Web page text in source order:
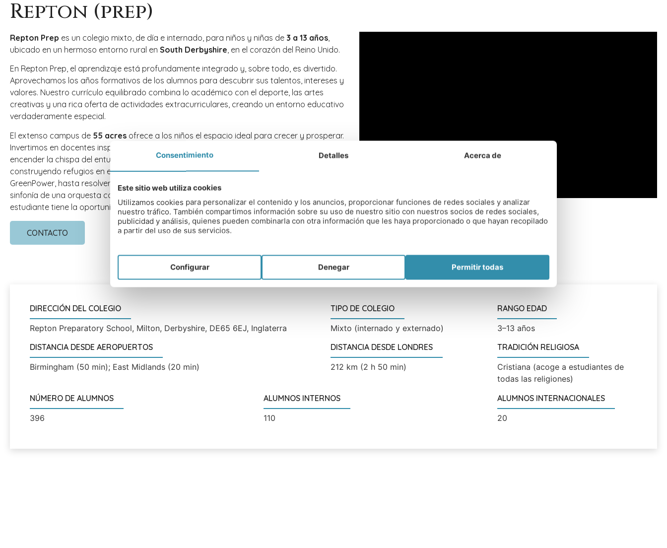
Repton (prep)
Repton Prep es un colegio mixto, de día e internado, para niños y niñas de 3 a 13 años,
ubicado en un hermoso entorno rural en South Derbyshire, en el corazón del Reino Unido.
En Repton Prep, el aprendizaje está profundamente integrado y, sobre todo, es divertido.
Aprovechamos los años formativos de los alumnos para descubrir sus talentos, intereses y
valores. Nuestro currículo equilibrado combina lo académico con el deporte, las artes
creativas y una rica oferta de actividades extracurriculares, creando un entorno educativo
verdaderamente especial.
El extenso campus de 55 acres ofrece a los niños el espacio ideal para crecer y prosperar.
Invertimos en docentes inspiradores, que cuentan con todos los recursos necesarios para
encender la chispa del entusiasmo en cada alumno, tanto dentro del aula como
construyendo refugios en el bosque. Desde diseñar un coche eléctrico en nuestro taller
GreenPower, hasta resolver misterios con ciencia forense, o llenar nuestros jardines con la
sinfonía de una orquesta completa, o zambullirse en nuestra piscina climatizada: cada
estudiante tiene la oportunidad de desarrollarse plenamente como individuo.
CONTACTO
DIRECCIÓN DEL COLEGIO
Repton Preparatory School, Milton, Derbyshire, DE65 6EJ, Inglaterra
TIPO DE COLEGIO
Mixto (internado y externado)
RANGO EDAD
3–13 años
DISTANCIA DESDE AEROPUERTOS
Birmingham (50 min); East Midlands (20 min)
DISTANCIA DESDE LONDRES
212 km (2 h 50 min)
TRADICIÓN RELIGIOSA
Cristiana (acoge a estudiantes de
todas las religiones)
NÚMERO DE ALUMNOS
396
ALUMNOS INTERNOS
110
ALUMNOS INTERNACIONALES
20
Consentimiento Detalles Acerca de
Este sitio web utiliza cookies
Utilizamos cookies para personalizar el contenido y los anuncios, proporcionar funciones de redes sociales y analizar
nuestro tráfico. También compartimos información sobre su uso de nuestro sitio con nuestros socios de redes sociales,
publicidad y análisis, quienes pueden combinarla con otra información que les haya proporcionado o que hayan recopilado
a partir del uso de sus servicios.
Configurar Denegar Permitir todas